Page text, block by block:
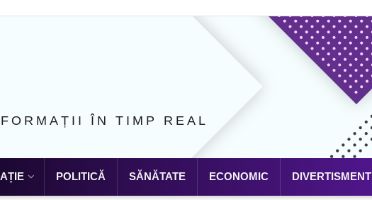
ÎN TIMP REAL
POLITICĂ SĂNĂTATE ECONOMIC DIVERTISMENT